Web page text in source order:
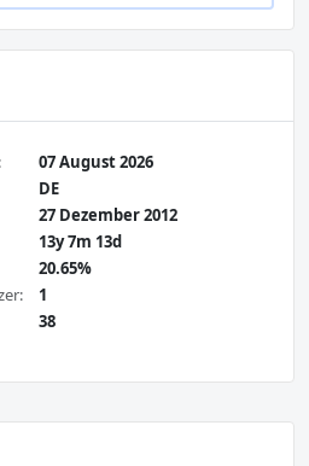
07 August 2026
DE
27 Dezember 2012
13y 7m 13d
20.65%
1
38